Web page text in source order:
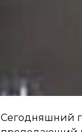
Сегодняшний